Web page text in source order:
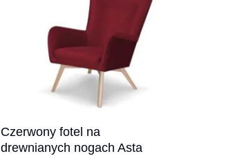
Czerwony fotel na
drewnianych nogach Asta